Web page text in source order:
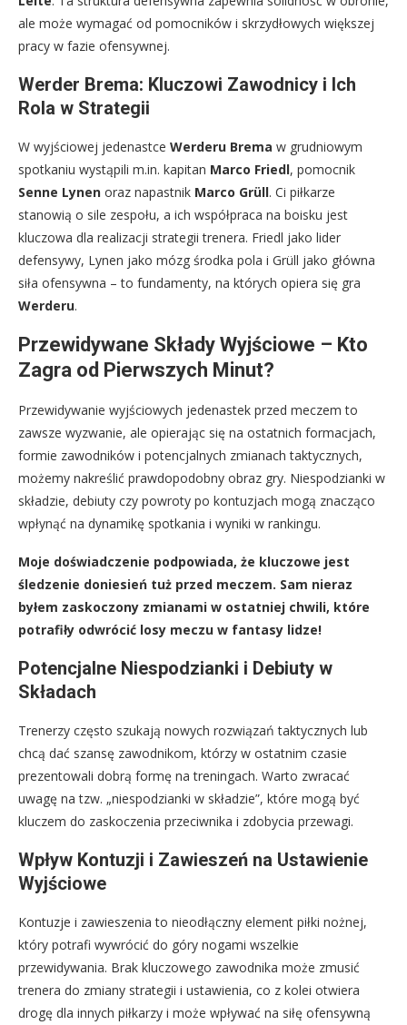
ale może wymagać od pomocników i skrzydłowych większej
pracy w fazie ofensywnej.
Werder Brema: Kluczowi Zawodnicy i Ich
Rola w Strategii
W wyjściowej jedenastce Werderu Brema w grudniowym
spotkaniu wystąpili m.in. kapitan Marco Friedl, pomocnik
Senne Lynen oraz napastnik Marco Grüll. Ci piłkarze
stanowią o sile zespołu, a ich współpraca na boisku jest
kluczowa dla realizacji strategii trenera. Friedl jako lider
defensywy, Lynen jako mózg środka pola i Grüll jako główna
siła ofensywna – to fundamenty, na których opiera się gra
Werderu.
Przewidywane Składy Wyjściowe – Kto
Zagra od Pierwszych Minut?
Przewidywanie wyjściowych jedenastek przed meczem to
zawsze wyzwanie, ale opierając się na ostatnich formacjach,
formie zawodników i potencjalnych zmianach taktycznych,
możemy nakreślić prawdopodobny obraz gry. Niespodzianki w
składzie, debiuty czy powroty po kontuzjach mogą znacząco
wpłynąć na dynamikę spotkania i wyniki w rankingu.
Moje doświadczenie podpowiada, że kluczowe jest
śledzenie doniesień tuż przed meczem. Sam nieraz
byłem zaskoczony zmianami w ostatniej chwili, które
potrafiły odwrócić losy meczu w fantasy lidze!
Potencjalne Niespodzianki i Debiuty w
Składach
Trenerzy często szukają nowych rozwiązań taktycznych lub
chcą dać szansę zawodnikom, którzy w ostatnim czasie
prezentowali dobrą formę na treningach. Warto zwracać
uwagę na tzw. „niespodzianki w składzie”, które mogą być
kluczem do zaskoczenia przeciwnika i zdobycia przewagi.
Wpływ Kontuzji i Zawieszeń na Ustawienie
Wyjściowe
Kontuzje i zawieszenia to nieodłączny element piłki nożnej,
który potrafi wywrócić do góry nogami wszelkie
przewidywania. Brak kluczowego zawodnika może zmusić
trenera do zmiany strategii i ustawienia, co z kolei otwiera
drogę dla innych piłkarzy i może wpływać na siłę ofensywną